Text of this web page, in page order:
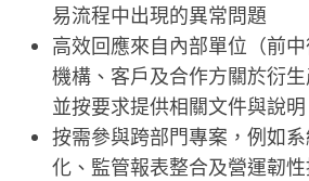
易流程中出現的異常問題
高效回應來自內部單位（前
機構、客戶及合作方關於衍生
並按要求提供相關文件與說明
按需參與跨部門專案，例如
化、監管報表整合及營運韌性